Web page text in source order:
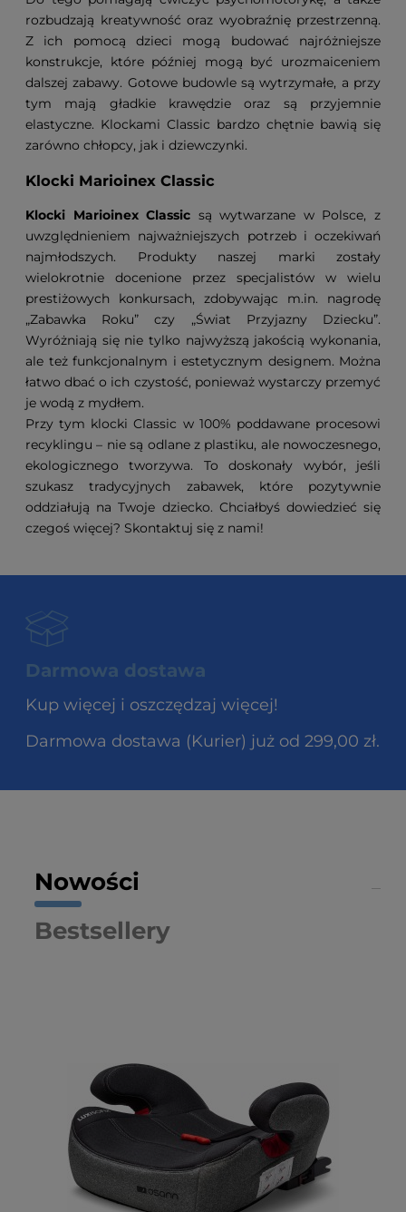
rozbudzają kreatywność oraz wyobraźnię przestrzenną.
Z ich pomocą dzieci mogą budować najróżniejsze
konstrukcje, które później mogą być urozmaiceniem
dalszej zabawy. Gotowe budowle są wytrzymałe, a przy
tym mają gładkie krawędzie oraz są przyjemnie
elastyczne. Klockami Classic bardzo chętnie bawią się
zarówno chłopcy, jak i dziewczynki.
Klocki Marioinex Classic
Klocki Marioinex Classic są wytwarzane w Polsce, z
uwzględnieniem najważniejszych potrzeb i oczekiwań
najmłodszych. Produkty naszej marki zostały
wielokrotnie docenione przez specjalistów w wielu
prestiżowych konkursach, zdobywając m.in. nagrodę
„Zabawka Roku” czy „Świat Przyjazny Dziecku”.
Wyróżniają się nie tylko najwyższą jakością wykonania,
ale też funkcjonalnym i estetycznym designem. Można
łatwo dbać o ich czystość, ponieważ wystarczy przemyć
je wodą z mydłem.
Przy tym klocki Classic w 100% poddawane procesowi
recyklingu – nie są odlane z plastiku, ale nowoczesnego,
ekologicznego tworzywa. To doskonały wybór, jeśli
szukasz tradycyjnych zabawek, które pozytywnie
oddziałują na Twoje dziecko. Chciałbyś dowiedzieć się
czegoś więcej? Skontaktuj się z nami!
Darmowa dostawa
Kup więcej i oszczędzaj więcej!
Darmowa dostawa (Kurier) już od 299,00 zł.
Nowości
Bestsellery